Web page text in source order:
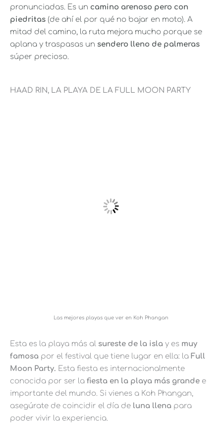
pronunciadas. Es un camino arenoso pero con
piedritas (de ahí el por qué no bajar en moto). A
mitad del camino, la ruta mejora mucho porque se
aplana y traspasas un sendero lleno de palmeras
súper precioso.
HAAD RIN, LA PLAYA DE LA FULL MOON PARTY
Las mejores playas que ver en Koh Phangan
Esta es la playa más al sureste de la isla y es muy
famosa por el festival que tiene lugar en ella: la Full
Moon Party. Esta fiesta es internacionalmente
conocida por ser la fiesta en la playa más grande e
importante del mundo. Si vienes a Koh Phangan,
asegúrate de coincidir el día de luna llena para
poder vivir la experiencia.